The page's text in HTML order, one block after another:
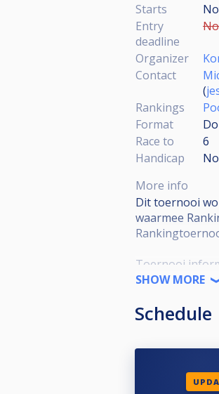
Starts
Entry
deadline
Organizer
Contact
(
Rankings
Format
Race to
6
Handicap
More info
Dit toernooi
waarmee
Toernooi
•KNBB
•Open voor alle
•Format = DKO
*De
SHOW MORE
Schedule